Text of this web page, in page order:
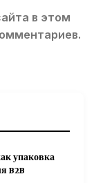
в этом
упаковка
B2B